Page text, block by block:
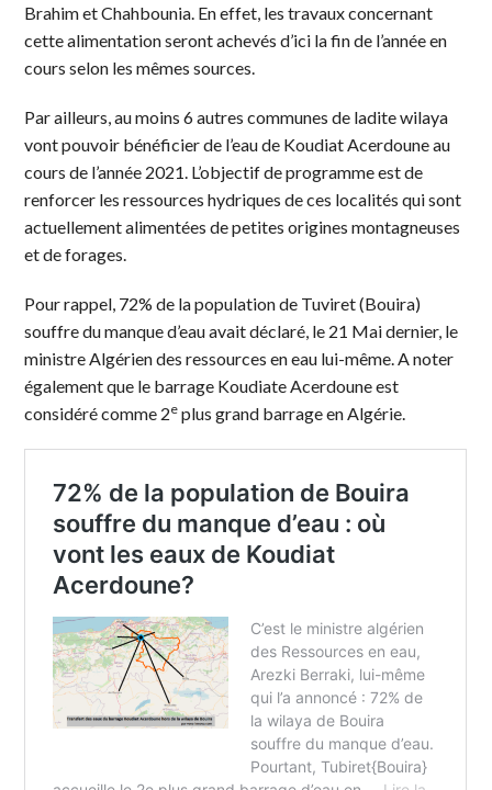
Brahim et Chahbounia. En effet, les travaux concernant
cette alimentation seront achevés d’ici la fin de l’année en
cours selon les mêmes sources.
Par ailleurs, au moins 6 autres communes de ladite wilaya
vont pouvoir bénéficier de l’eau de Koudiat Acerdoune au
cours de l’année 2021. L’objectif de programme est de
renforcer les ressources hydriques de ces localités qui sont
actuellement alimentées de petites origines montagneuses
et de forages.
Pour rappel, 72% de la population de Tuviret (Bouira)
souffre du manque d’eau avait déclaré, le 21 Mai dernier, le
ministre Algérien des ressources en eau lui-même. A noter
également que le barrage Koudiate Acerdoune est
considéré comme 2e plus grand barrage en Algérie.